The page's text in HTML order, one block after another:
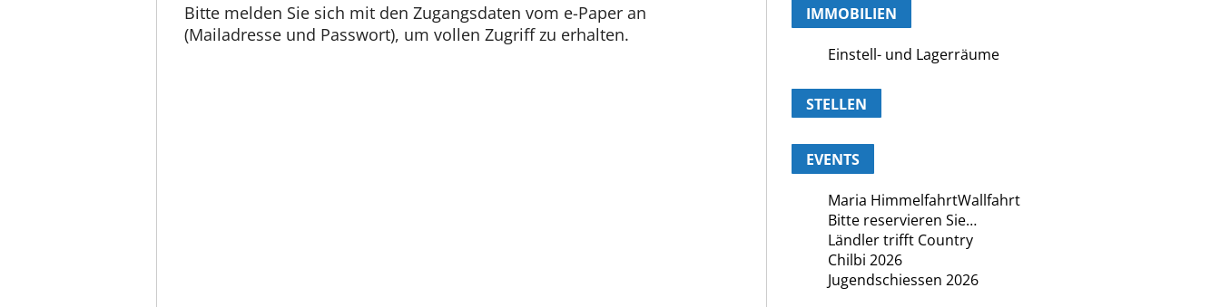
Bitte melden Sie sich mit den Zugangsdaten vom e-Paper an
(Mailadresse und Passwort), um vollen Zugriff zu erhalten.
IMMOBILIEN
Einstell- und Lagerräume
STELLEN
EVENTS
Maria HimmelfahrtWallfahrt
Bitte reservieren Sie…
Ländler trifft Country
Chilbi 2026
Jugendschiessen 2026